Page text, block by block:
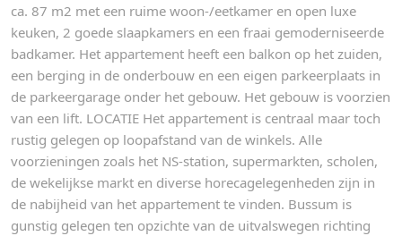
ca. 87 m2 met een ruime woon-/eetkamer en open luxe
keuken, 2 goede slaapkamers en een fraai gemoderniseerde
badkamer. Het appartement heeft een balkon op het zuiden,
een berging in de onderbouw en een eigen parkeerplaats in
de parkeergarage onder het gebouw. Het gebouw is voorzien
van een lift. LOCATIE Het appartement is centraal maar toch
rustig gelegen op loopafstand van de winkels. Alle
voorzieningen zoals het NS-station, supermarkten, scholen,
de wekelijkse markt en diverse horecagelegenheden zijn in
de nabijheid van het appartement te vinden. Bussum is
gunstig gelegen ten opzichte van de uitvalswegen richting